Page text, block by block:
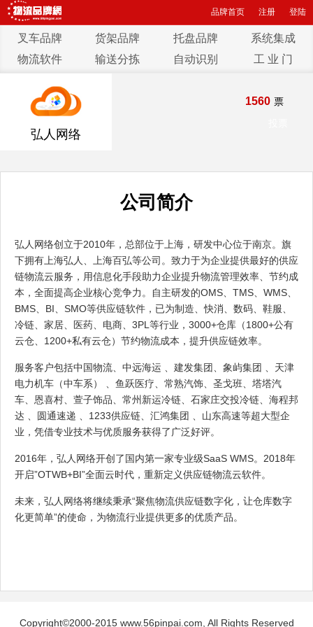
品牌首页 注册 登陆
叉车品牌 货架品牌 托盘品牌
系统集成
物流软件
输送分拣 自动识别 工 业 门
弘人网络
1560 票
公司简介
弘人网络创立于2010年，总部位于上海，研发中心位于南京。旗
下拥有上海弘人、上海百弘等公司。致力于为企业提供最好的供应
链物流云服务，用信息化手段助力企业提升物流管理效率、节约成
本，全面提高企业核心竞争力。自主研发的OMS、TMS、WMS、
BMS、BI、SMO等供应链软件，已为制造、快消、数码、鞋服、
冷链、家居、医药、电商、3PL等行业，3000+仓库（1800+公有
云仓、1200+私有云仓）节约物流成本，提升供应链效率。
服务客户包括中国物流、中远海运 、建发集团、象屿集团 、天津
电力机车（中车系） 、鱼跃医疗、常熟汽饰、圣戈班、塔塔汽
车、恩喜村、萱子饰品、常州新运冷链、石家庄交投冷链、海程邦
达 、圆通速递 、1233供应链、汇鸿集团 、山东高速等超大型企
业，凭借专业技术与优质服务获得了广泛好评。
2016年，弘人网络开创了国内第一家专业级SaaS WMS。2018年
开启”OTWB+BI”全面云时代，重新定义供应链物流云软件。
未来，弘人网络将继续秉承“聚焦物流供应链数字化，让仓库数字
化更简单”的使命，为物流行业提供更多的优质产品。
Copyright©2000-2015 www.56pinpai.com, All Rights Reserved